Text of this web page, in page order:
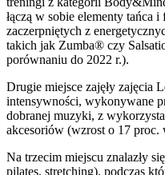
łączą w sobie elementy tańca i
zaczerpniętych z
takich jak Zumba® czy
porównaniu do 2022 r.).
Drugie miejsce zajęły zajęcia
intensywności, wykonywane
dobranej muzyki, z
akcesoriów (wzrost o 17
Na trzecim miejscu znalazły
pilates, stretching), podczas